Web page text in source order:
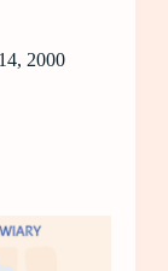
2000